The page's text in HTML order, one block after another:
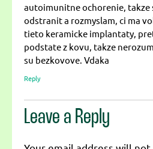
autoimunitne ochorenie, takze
odstranit a rozmyslam, ci ma
tieto keramicke implantaty,
podstate z kovu, takze
su bezkovove. Vdaka
Reply
Leave a Reply